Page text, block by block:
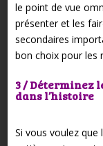
le point de vue
présenter et les
secondaires
bon choix pour les
3 / Déterminez
dans l’histoire
Si vous voulez